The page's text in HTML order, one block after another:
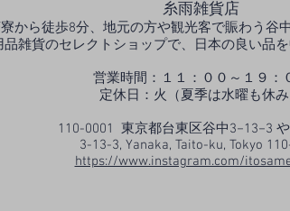
糸雨雑貨店
から徒歩8分、地元の方や観光客で賑わう谷
雑貨のセレクトショップで、日本の良い品を
営業時間：１１：００～１９：
定休日：火（夏季は水曜も休み
110-0001 東京都台東区谷中3−13−3
3-13-3, Yanaka, Taito-ku, Tokyo
https://www.instagram.com/